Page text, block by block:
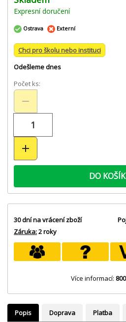
Expresní doručení
Ostrava Externí
Chci pro školu nebo instituci
Odešleme dnes
Počet ks:
DO
30 dní na vrácení zboží
Záruka:2 roky
Více informací:
Popis Doprava Platba